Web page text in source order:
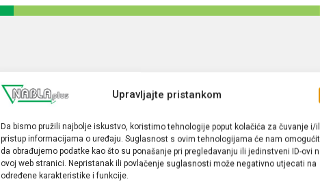
Upravljajte pristankom
Da bismo pružili najbolje iskustvo, koristimo tehnologije poput kolačića za čuvanje i/
pristup informacijama o uređaju. Suglasnost s ovim tehnologijama će nam
da obrađujemo podatke kao što su ponašanje pri pregledavanju ili jedinstveni ID-ovi
ovoj web stranici. Nepristanak ili povlačenje suglasnosti može negativno utjecati na
određene karakteristike i funkcije.